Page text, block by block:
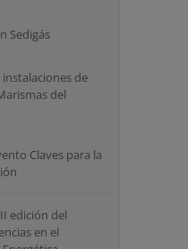
Sedigás
de
del
Claves para la
edición del
en el